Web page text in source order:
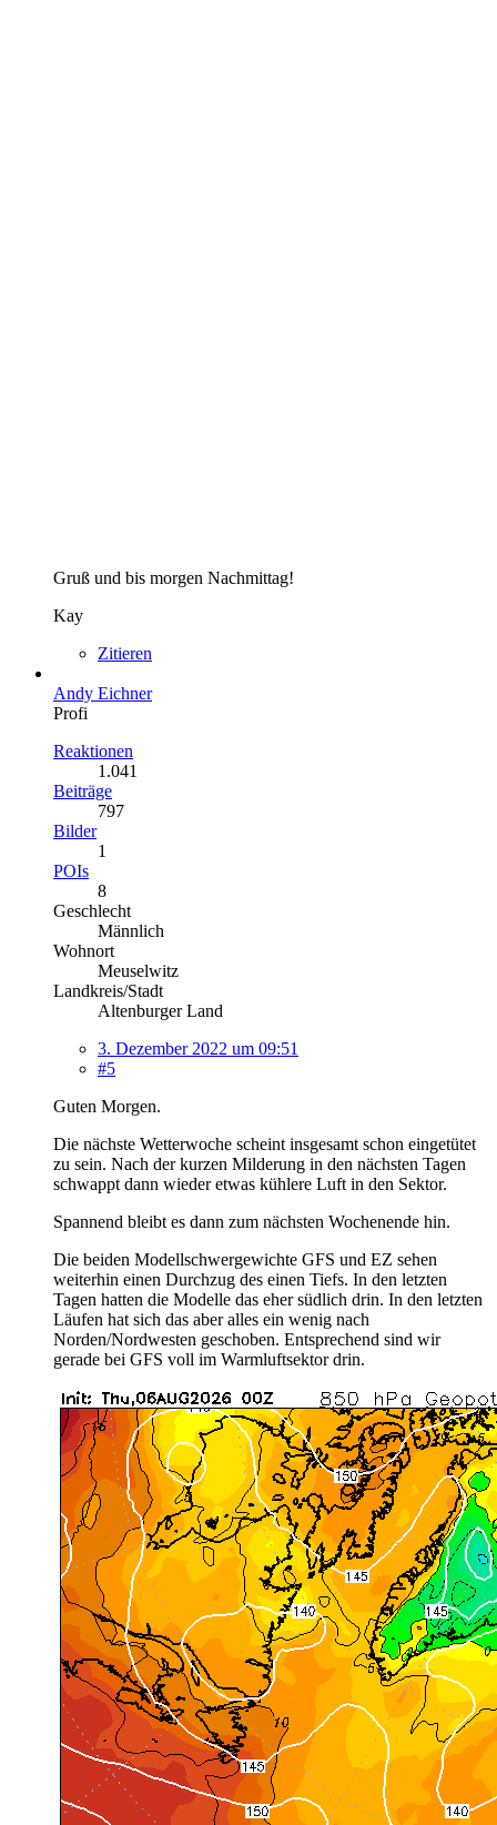
Gruß und bis morgen Nachmittag!
Kay
Zitieren
Andy Eichner
Profi
Reaktionen
1.041
Beiträge
797
Bilder
1
POIs
8
Geschlecht
Männlich
Wohnort
Meuselwitz
Landkreis/Stadt
Altenburger Land
3. Dezember 2022 um 09:51
#5
Guten Morgen.
Die nächste Wetterwoche scheint insgesamt schon eingetütet
zu sein. Nach der kurzen Milderung in den nächsten Tagen
schwappt dann wieder etwas kühlere Luft in den Sektor.
Spannend bleibt es dann zum nächsten Wochenende hin.
Die beiden Modellschwergewichte GFS und EZ sehen
weiterhin einen Durchzug des einen Tiefs. In den letzten
Tagen hatten die Modelle das eher südlich drin. In den letzten
Läufen hat sich das aber alles ein wenig nach
Norden/Nordwesten geschoben. Entsprechend sind wir
gerade bei GFS voll im Warmluftsektor drin.